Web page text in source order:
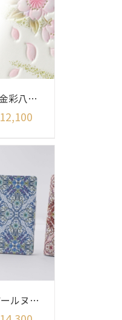
スマホケース 金彩八重桜
12,100
スマホケース アールヌーボー柄